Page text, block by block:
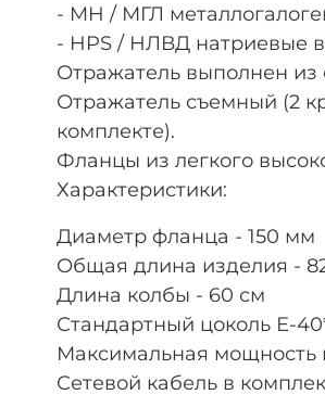
- MH / МГЛ
- HPS / НЛВД натриевые
Отражатель выполнен из
Отражатель съемный (2
комплекте).
Фланцы из легкого
Характеристики:
Диаметр фланца - 150 мм
Общая длина изделия -
Длина колбы - 60 см
Стандартный цоколь Е-
Максимальная мощность
Сетевой кабель в